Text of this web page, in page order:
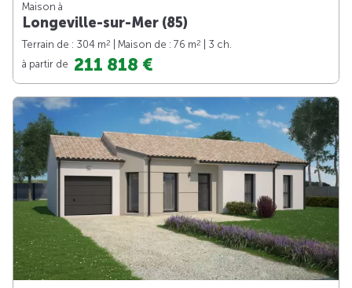
Maison à
Longeville-sur-Mer (85)
Terrain de : 304 m2 | Maison de : 76 m2
| 3 ch.
à partir de 211 818 €